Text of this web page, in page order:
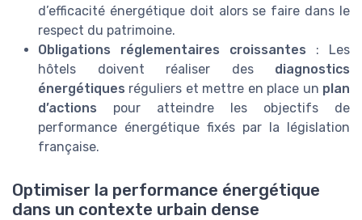
d’efficacité énergétique doit alors se faire dans le
respect du patrimoine.
Obligations réglementaires croissantes : Les
hôtels doivent réaliser des diagnostics
énergétiques réguliers et mettre en place un plan
d’actions pour atteindre les objectifs de
performance énergétique fixés par la législation
française.
Optimiser la performance énergétique
dans un contexte urbain dense